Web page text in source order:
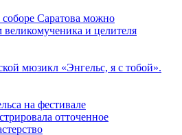
Саратова можно
и целителя
мюзикл «Энгельс, я с тобой».
на фестивале
отточенное